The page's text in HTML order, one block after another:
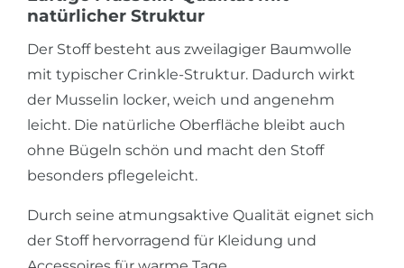
natürlicher Struktur
Der Stoff besteht aus zweilagiger Baumwolle
mit typischer Crinkle-Struktur. Dadurch wirkt
der Musselin locker, weich und angenehm
leicht. Die natürliche Oberfläche bleibt auch
ohne Bügeln schön und macht den Stoff
besonders pflegeleicht.
Durch seine atmungsaktive Qualität eignet sich
der Stoff hervorragend für Kleidung und